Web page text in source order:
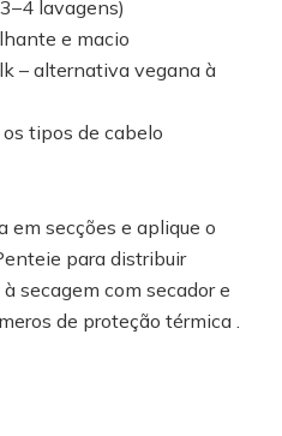
lavagens)
e macio
– alternativa vegana à
tipos de cabelo
em secções e aplique o
para distribuir
secagem com secador e
de proteção térmica .